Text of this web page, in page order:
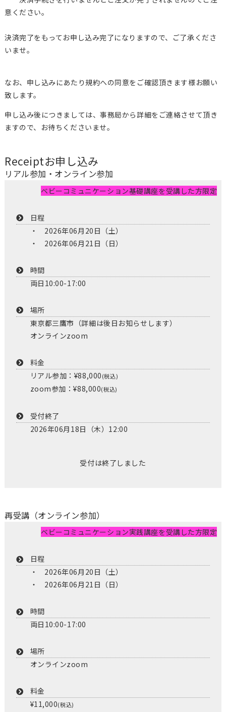
意ください。
決済完了をもってお申し込み完了になりますので、ご了承くださ
いませ。
なお、申し込みにあたり規約への同意をご確認頂きます様お願い
致します。
申し込み後につきましては、事務局から詳細をご連絡させて頂き
ますので、お待ちくださいませ。
Receiptお申し込み
リアル参加・オンライン参加
ベビーコミュニケーション基礎講座を受講した方限定
日程
2026年06月20日（土）
2026年06月21日（日）
時間
両日10:00-17:00
場所
東京都三鷹市（詳細は後日お知らせします）
オンラインzoom
料金
リアル参加：¥88,000(税込)
zoom参加：¥88,000(税込)
受付終了
2026年06月18日（木）12:00
受付は終了しました
再受講（オンライン参加）
ベビーコミュニケーション実践講座を受講した方限定
日程
2026年06月20日（土）
2026年06月21日（日）
時間
両日10:00-17:00
場所
オンラインzoom
料金
¥11,000(税込)